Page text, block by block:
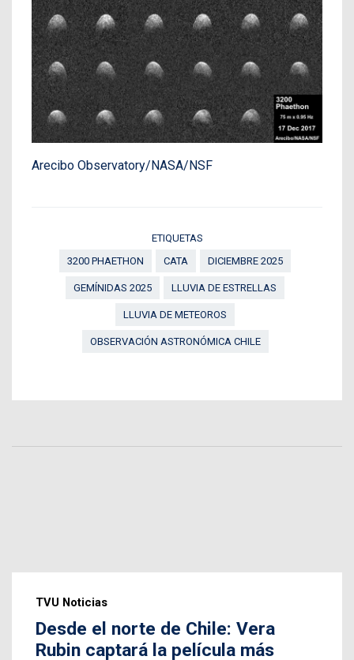
Arecibo Observatory/NASA/NSF
ETIQUETAS
3200 PHAETHON
CATA DICIEMBRE 2025
GEMÍNIDAS 2025 LLUVIA DE ESTRELLAS
LLUVIA DE METEOROS
OBSERVACIÓN ASTRONÓMICA CHILE
TVU Noticias
Desde el norte de Chile: Vera
Rubin captará la película más